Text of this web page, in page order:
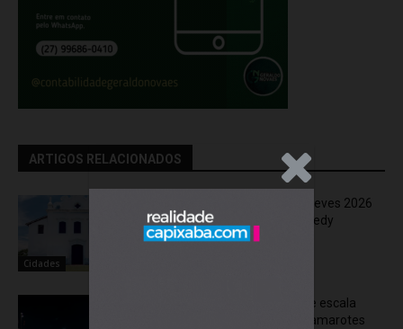
.Anúncio
ARTIGOS RELACIONADOS
Cidades
Festa de Nossa Senhora das Neves 2026
acontece em Presidente Kennedy
Flávia Varela -
Vital 2026 aproveita feriadão e escala
maratona de shows para os camarotes